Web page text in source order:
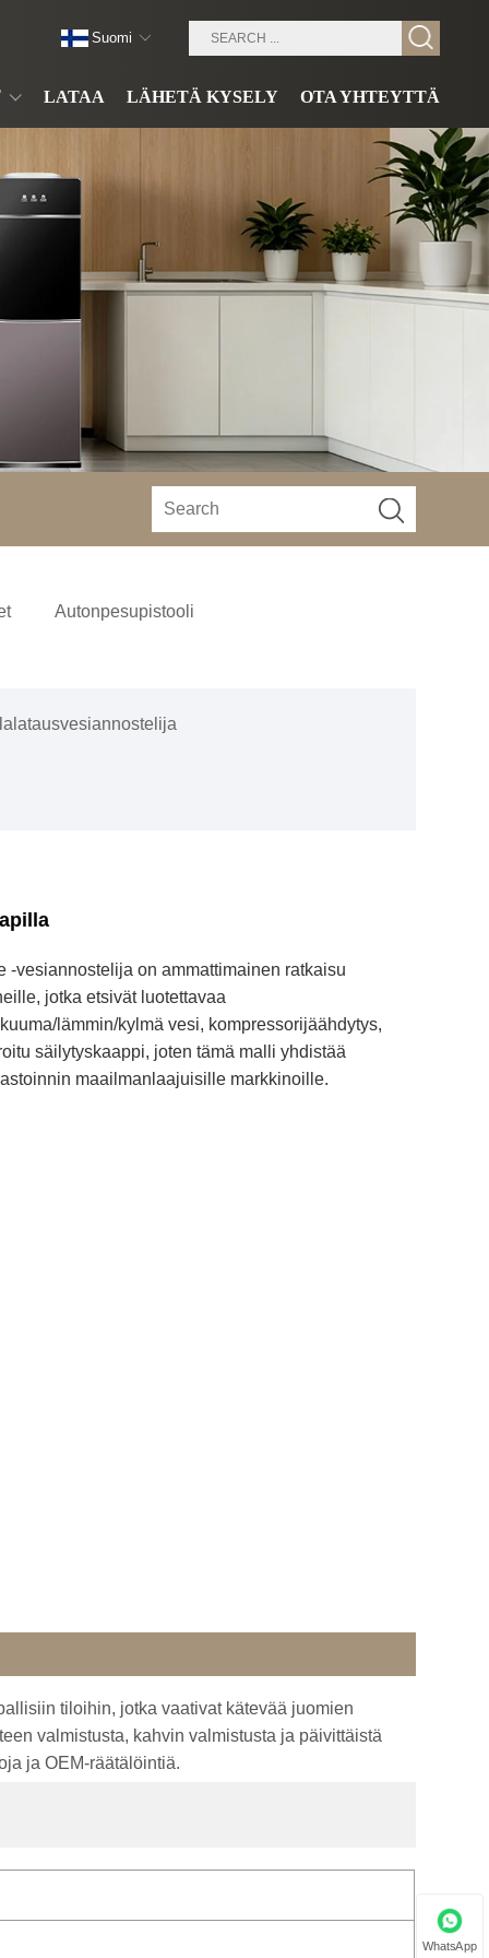
LATAA LÄHETÄ KYSELY OTA YHTEYTTÄ
Suomi
Autonpesupistooli
-vesiannostelija on ammattimainen ratkaisu
jotka etsivät luotettavaa
lämmin/kylmä vesi, kompressorijäähdytys,
säilytyskaappi, joten tämä malli yhdistää
maailmanlaajuisille markkinoille.
tiloihin, jotka vaativat kätevää juomien
valmistusta, kahvin valmistusta ja päivittäistä
ja OEM-räätälöintiä.
WhatsApp